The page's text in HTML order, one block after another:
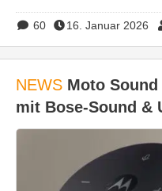
60 16. Januar 2026
NEWS Moto
mit Bose-Sound &